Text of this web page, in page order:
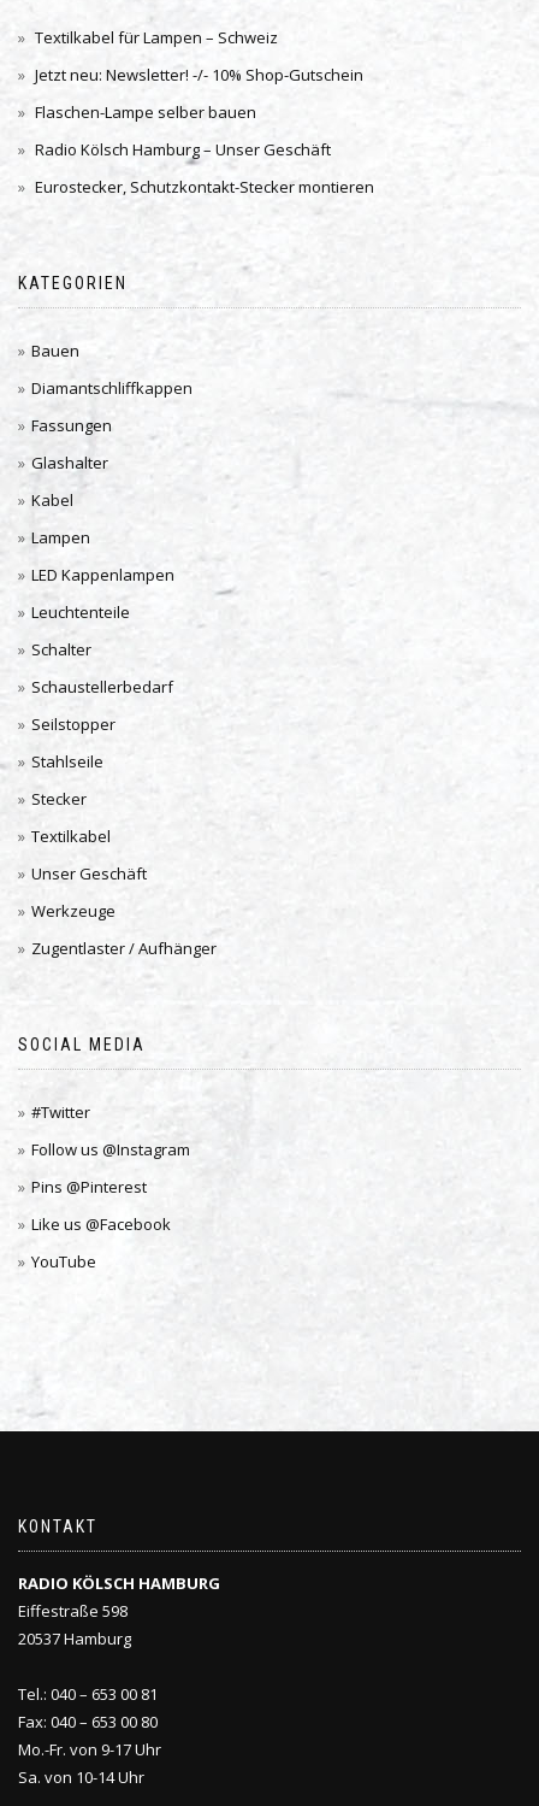
Textilkabel für Lampen – Schweiz
Jetzt neu: Newsletter! -/- 10% Shop-Gutschein
Flaschen-Lampe selber bauen
Radio Kölsch Hamburg – Unser Geschäft
Eurostecker, Schutzkontakt-Stecker montieren
KATEGORIEN
Bauen
Diamantschliffkappen
Fassungen
Glashalter
Kabel
Lampen
LED Kappenlampen
Leuchtenteile
Schalter
Schaustellerbedarf
Seilstopper
Stahlseile
Stecker
Textilkabel
Unser Geschäft
Werkzeuge
Zugentlaster / Aufhänger
SOCIAL MEDIA
#Twitter
Follow us @Instagram
Pins @Pinterest
Like us @Facebook
YouTube
KONTAKT
RADIO KÖLSCH HAMBURG
Eiffestraße 598
20537 Hamburg
Tel.: 040 – 653 00 81
Fax: 040 – 653 00 80
Mo.-Fr. von 9-17 Uhr
Sa. von 10-14 Uhr